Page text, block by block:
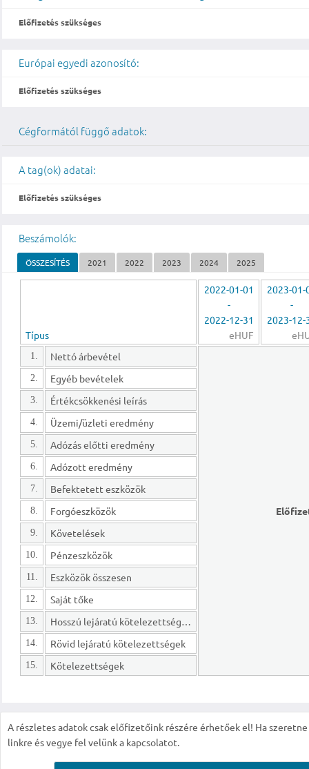
Előfizetés szükséges
Európai egyedi azonosító:
Előfizetés szükséges
Cégformától függő adatok:
A tag(ok) adatai:
Előfizetés szükséges
Beszámolók:
ÖSSZESÍTÉS 2021 2022 2023 2024 2025
Típus
2022-01-01
-
2022-12-31
eHUF
2023-01-
-
2023-12-
1. Nettó árbevétel
2. Egyéb bevételek
3. Értékcsökkenési leírás
4. Üzemi/üzleti eredmény
5. Adózás előtti eredmény
6. Adózott eredmény
7. Befektetett eszközök
8. Forgóeszközök
9. Követelések
10. Pénzeszközök
11. Eszközök összesen
12. Saját tőke
13. Hosszú lejáratú kötelezettségek
14. Rövid lejáratú kötelezettségek
15. Kötelezettségek
A részletes adatok csak előfizetőink részére érhetőek el! Ha
linkre és vegye fel velünk a kapcsolatot.